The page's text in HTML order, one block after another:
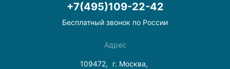
+7(495)109-22-42
Бесплатный звонок по России
Адрес
109472,
г. Москва,